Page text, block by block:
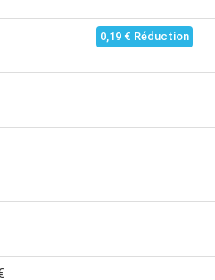
0,19 € Réduction